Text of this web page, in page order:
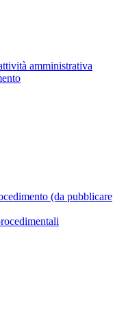
amministrativa
(da pubblicare